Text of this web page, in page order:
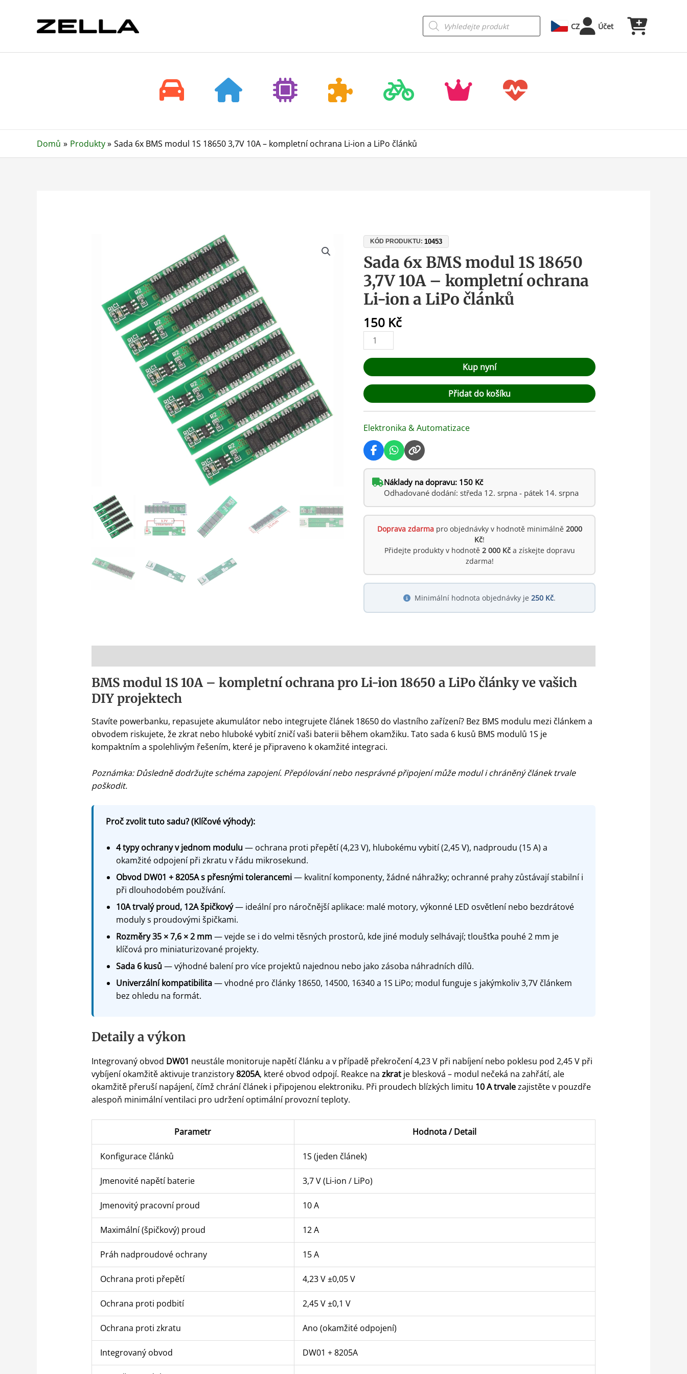
Products
search CZ Účet
Domů Produkty Sada 6x BMS modul 1S 18650 3,7V 10A – kompletní ochrana Li-ion a LiPo článků
KÓD PRODUKTU:10453
Sada 6x BMS modul 1S 18650
3,7V 10A – kompletní ochrana
Li-ion a LiPo článků
150 Kč
Sada
BMS
modul
1S
18650
3,7V
10A
kompletní
ochrana
ion
článků
množství
Kup nyní
Přidat do košíku
Elektronika & Automatizace
Náklady na dopravu: 150 Kč
Odhadované dodání: středa 12. srpna - pátek 14. srpna
Doprava zdarmapro objednávky v hodnotě minimálně 2000
Kč!
Přidejte produkty v hodnotě 2 000 Kča získejte dopravu
zdarma!
Minimální hodnota objednávky je250 Kč.
BMS modul 1S 10A – kompletní ochrana pro Li-ion 18650 a LiPo články ve vašich
DIY projektech
Stavíte powerbanku, repasujete akumulátor nebo integrujete článek 18650 do vlastního zařízení? Bez BMS modulu mezi článkem a
obvodem riskujete, že zkrat nebo hluboké vybití zničí vaši baterii během okamžiku. Tato sada 6 kusů BMS modulů 1S je
kompaktním a spolehlivým řešením, které je připraveno k okamžité integraci.
Poznámka: Důsledně dodržujte schéma zapojení. Přepólování nebo nesprávné připojení může modul i chráněný článek trvale
poškodit.
Proč zvolit tuto sadu? (Klíčové výhody):
4 typy ochrany v jednom modulu— ochrana proti přepětí (4,23 V), hlubokému vybití (2,45 V), nadproudu (15 A) a
okamžité odpojení při zkratu v řádu mikrosekund.
Obvod DW01 + 8205A s přesnými tolerancemi— kvalitní komponenty, žádné náhražky; ochranné prahy zůstávají stabilní i
při dlouhodobém používání.
10A trvalý proud, 12A špičkový— ideální pro náročnější aplikace: malé motory, výkonné LED osvětlení nebo bezdrátové
moduly s proudovými špičkami.
Rozměry 35 × 7,6 × 2 mm— vejde se i do velmi těsných prostorů, kde jiné moduly selhávají; tloušťka pouhé 2 mm je
klíčová pro miniaturizované projekty.
Sada 6 kusů— výhodné balení pro více projektů najednou nebo jako zásoba náhradních dílů.
Univerzální kompatibilita— vhodné pro články 18650, 14500, 16340 a 1S LiPo; modul funguje s jakýmkoliv 3,7V článkem
bez ohledu na formát.
Detaily a výkon
Integrovaný obvod DW01 neustále monitoruje napětí článku a v případě překročení 4,23 V při nabíjení nebo poklesu pod 2,45 V při
vybíjení okamžitě aktivuje tranzistory8205A, které obvod odpojí. Reakce na zkratje blesková – modul nečeká na zahřátí, ale
okamžitě přeruší napájení, čímž chrání článek i připojenou elektroniku. Při proudech blízkých limitu 10 A trvalezajistěte v pouzdře
alespoň minimální ventilaci pro udržení optimální provozní teploty.
Parametr Hodnota / Detail
Konfigurace článků 1S (jeden článek)
Jmenovité napětí baterie 3,7 V (Li-ion / LiPo)
Jmenovitý pracovní proud 10 A
Maximální (špičkový) proud 12 A
Práh nadproudové ochrany 15 A
Ochrana proti přepětí 4,23 V ±0,05 V
Ochrana proti podbití 2,45 V ±0,1 V
Ochrana proti zkratu Ano (okamžité odpojení)
Integrovaný obvod DW01 + 8205A